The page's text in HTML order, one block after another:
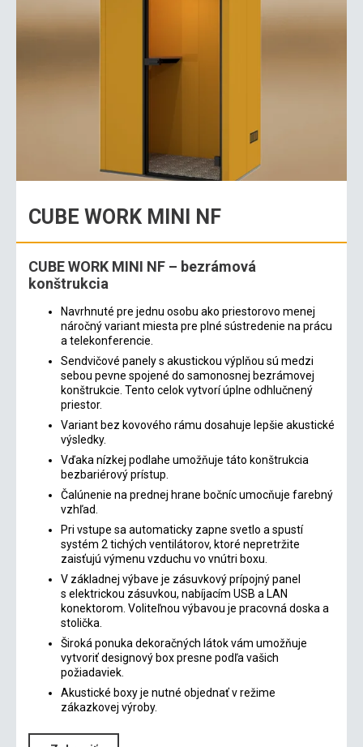
CUBE WORK MINI NF
CUBE WORK MINI NF – bezrámová
konštrukcia
Navrhnuté pre jednu osobu ako priestorovo menej
náročný variant miesta pre plné sústredenie na prácu
a telekonferencie.
Sendvičové panely s akustickou výplňou sú medzi
sebou pevne spojené do samonosnej bezrámovej
konštrukcie. Tento celok vytvorí úplne odhlučnený
priestor.
Variant bez kovového rámu dosahuje lepšie akustické
výsledky.
Vďaka nízkej podlahe umožňuje táto konštrukcia
bezbariérový prístup.
Čalúnenie na prednej hrane bočníc umocňuje farebný
vzhľad.
Pri vstupe sa automaticky zapne svetlo a spustí
systém 2 tichých ventilátorov, ktoré nepretržite
zaisťujú výmenu vzduchu vo vnútri boxu.
V základnej výbave je zásuvkový prípojný panel
s elektrickou zásuvkou, nabíjacím USB a LAN
konektorom. Voliteľnou výbavou je pracovná doska a
stolička.
Široká ponuka dekoračných látok vám umožňuje
vytvoriť designový box presne podľa vašich
požiadaviek.
Akustické boxy je nutné objednať v režime
zákazkovej výroby.